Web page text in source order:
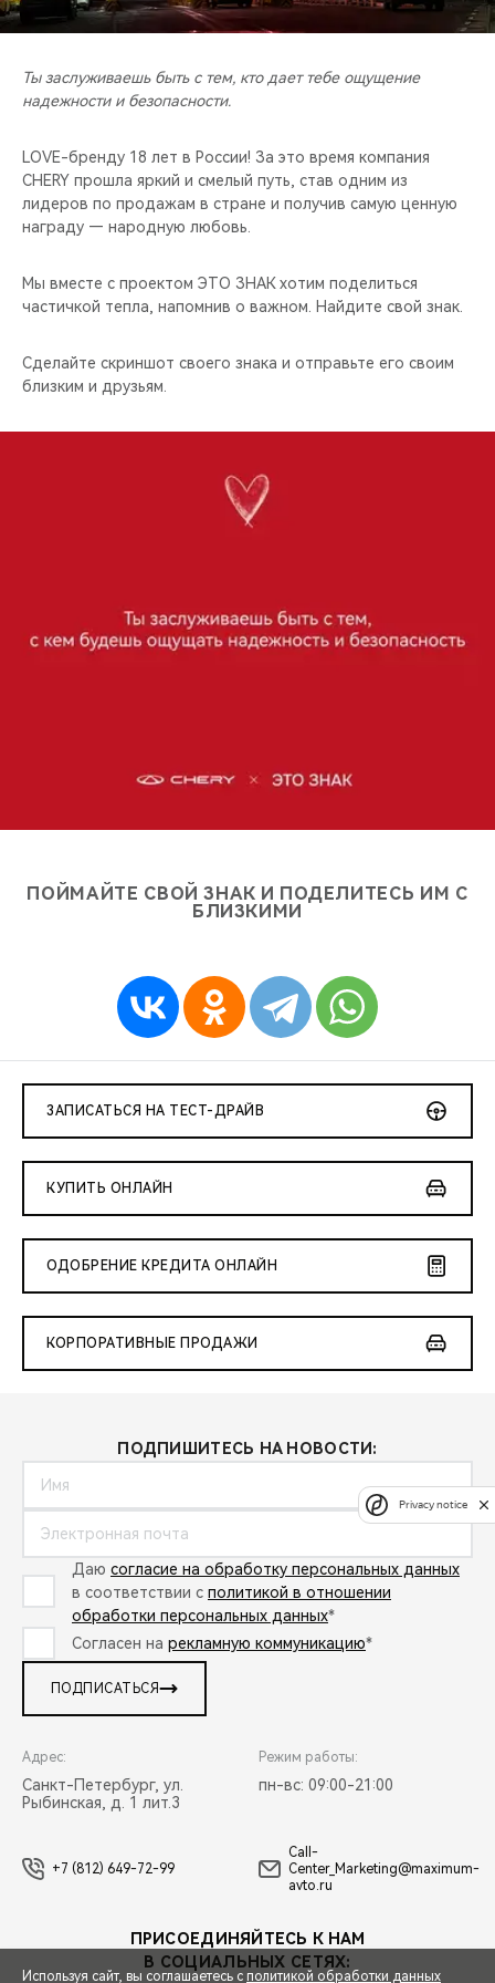
НАШИ МЕРОПРИЯТИЯ
ВИДЕООБЗОРЫ
CHERY ДЛЯ ДЕТЕЙ
Ты заслуживаешь быть с тем, кто дает тебе ощущение
надежности и безопасности.
LOVE-бренду 18 лет в России! За это время компания
CHERY прошла яркий и смелый путь, став одним из
лидеров по продажам в стране и получив самую ценную
награду — народную любовь.
Мы вместе с проектом ЭТО ЗНАК хотим поделиться
частичкой тепла, напомнив о важном. Найдите свой знак.
Сделайте скриншот своего знака и отправьте его своим
близким и друзьям.
ПОЙМАЙТЕ СВОЙ ЗНАК И ПОДЕЛИТЕСЬ ИМ С
БЛИЗКИМИ
ЗАПИСАТЬСЯ НА ТЕСТ-ДРАЙВ
КУПИТЬ ОНЛАЙН
ОДОБРЕНИЕ КРЕДИТА ОНЛАЙН
КОРПОРАТИВНЫЕ ПРОДАЖИ
ПОДПИШИТЕСЬ НА НОВОСТИ:
Даю согласие на обработку персональных данных
в соответствии с политикой в отношении
обработки персональных данных*
Согласен на рекламную коммуникацию*
ПОДПИСАТЬСЯ
Адрес:
Санкт-Петербург, ул.
Рыбинская, д. 1 лит.3
Режим работы:
пн-вс: 09:00-21:00
+7 (812) 649-72-99
Call-
Center_Marketing@maximum-
avto.ru
ПРИСОЕДИНЯЙТЕСЬ К НАМ
В СОЦИАЛЬНЫХ СЕТЯХ:
Используя сайт, вы соглашаетесь с политикой обработки данных
Privacy notice